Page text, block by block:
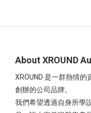
About XROUND
XROUND 是一群熱情
創辦的公司品牌。
我們希望透過自身所學